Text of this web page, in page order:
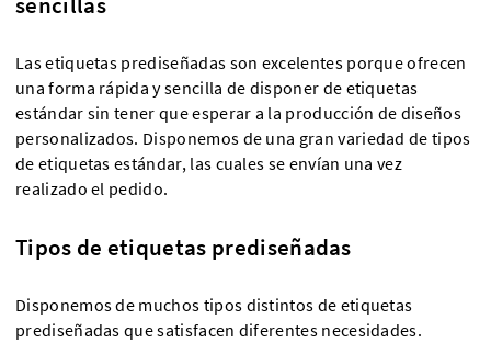
Las etiquetas prediseñadas son excelentes porque ofrecen
una forma rápida y sencilla de disponer de etiquetas
estándar sin tener que esperar a la producción de diseños
personalizados. Disponemos de una gran variedad de tipos
de etiquetas estándar, las cuales se envían una vez
realizado el pedido.
Tipos de etiquetas prediseñadas
Disponemos de muchos tipos distintos de etiquetas
prediseñadas que satisfacen diferentes necesidades.